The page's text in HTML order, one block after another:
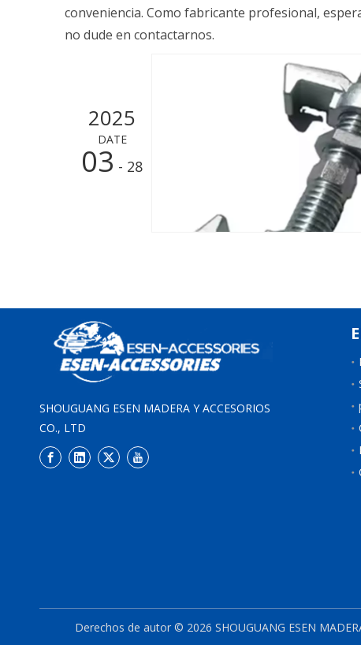
conveniencia. Como fabricante profesional,
no dude en contactarnos.
2025
DATE
03 - 28
SHOUGUANG ESEN MADERA Y ACCESORIOS
CO., LTD
Derechos de autor © 2026 SHOUGUANG ESEN